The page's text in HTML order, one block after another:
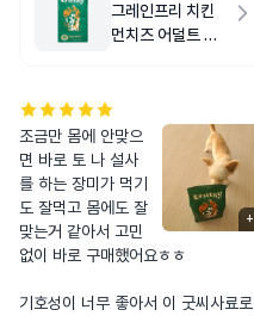
그레인프리 치킨
먼치즈 어덜트 스
+
조금만 몸에 안맞으
면 바로 토 나 설사
를 하는 장미가 먹기
도 잘먹고 몸에도 잘
맞는거 같아서 고민
없이 바로 구매했어요ㅎㅎ
기호성이 너무 좋아서 이 굿씨사료로